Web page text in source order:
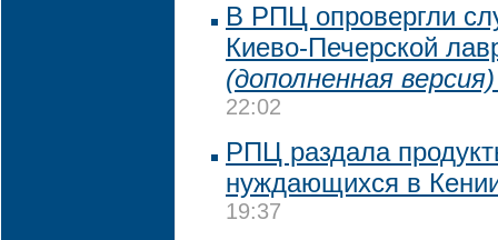
В РПЦ опровергли
Киево-Печерской
(дополненная версия)
22:02
РПЦ раздала
нуждающихся в
19:37